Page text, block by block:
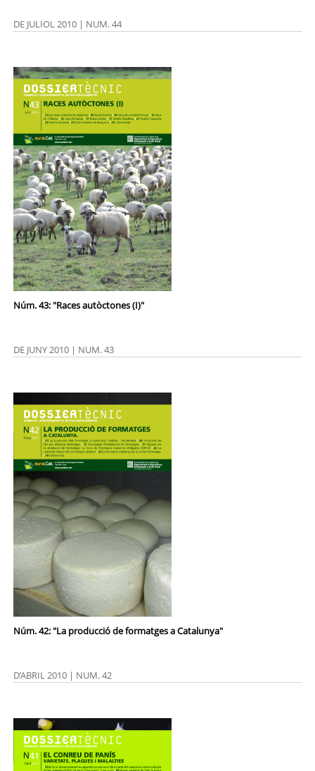
DE JULIOL 2010 | NUM. 44
Núm. 43: "Races autòctones (I)"
DE JUNY 2010 | NUM. 43
Núm. 42: "La producció de formatges a Catalunya"
D’ABRIL 2010 | NUM. 42